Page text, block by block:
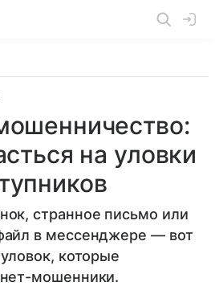
на уловки
странное письмо или
в мессенджере — вот
которые
мошенники.